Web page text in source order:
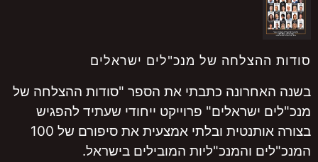
סודות ההצלחה של מנכ"לים ישראלים
בשנה האחרונה כתבתי את הספר "סודות ההצלחה של
מנכ"לים ישראלים" פרוייקט ייחודי שעתיד להפגיש
בצורה אותנטית ובלתי אמצעית את סיפורם של 100
המנכ"לים והמנכ"ליות המובילים בישראל.